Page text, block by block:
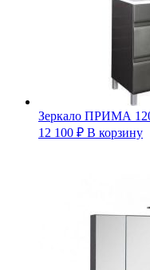
Зеркало ПРИМА
12 100 ₽ В корзину